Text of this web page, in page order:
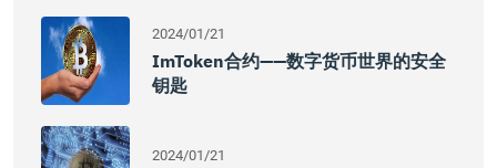
2024/01/21
ImToken合约——数字货币世界的安全
钥匙
2024/01/21